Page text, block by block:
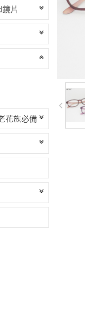
片
花族必備